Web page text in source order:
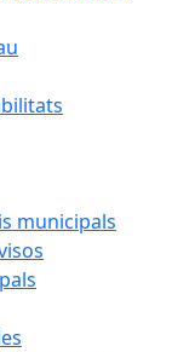
municipals